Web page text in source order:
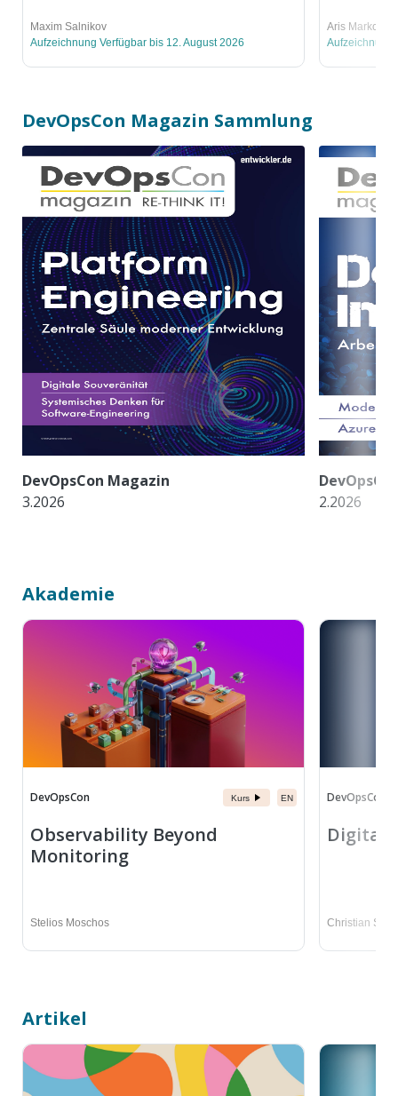
Maxim Salnikov
Aufzeichnung Verfügbar bis 12. August 2026
Aris
Aufzeichnung
DevOpsCon Magazin Sammlung
DevOpsCon Magazin
3.2026
2.2026
Akademie
DevOpsCon Kurs EN
Observability Beyond
Monitoring
Stelios Moschos
DevOpsCon
Christian
Artikel